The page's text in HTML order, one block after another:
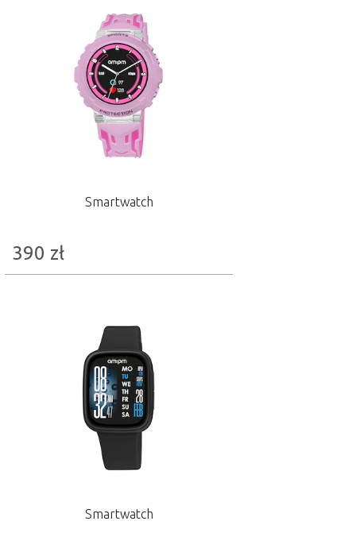
Smartwatch
390 zł
Smartwatch